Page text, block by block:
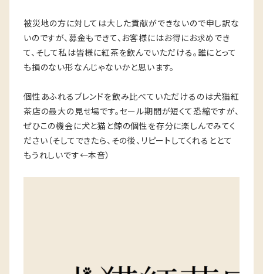
被災地の方に対しては大した貢献ができないので申し訳な
いのですが、募金もできて、お客様にはお得にお求めでき
て、そして私は皆様に紅茶を飲んでいただける。誰にとって
も損のない形なんじゃないかと思います。
個性あふれるブレンドを飲み比べていただけるのは犬猫紅
茶店の最大の見せ場です。セール期間が短くて恐縮ですが、
ぜひこの機会に犬と猫と鯨の個性を存分に楽しんでみてく
ださい（そしてできたら、その後、リピートしてくれるととて
もうれしいです←本音）